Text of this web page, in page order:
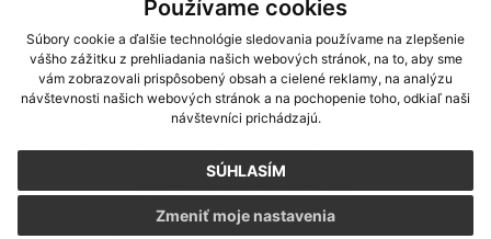
Používame cookies
Súbory cookie a ďalšie technológie sledovania používame na zlepšenie
vášho zážitku z prehliadania našich webových stránok, na to, aby sme
vám zobrazovali prispôsobený obsah a cielené reklamy, na analýzu
návštevnosti našich webových stránok a na pochopenie toho, odkiaľ naši
návštevníci prichádzajú.
SÚHLASÍM
Zmeniť moje nastavenia
využite možnosť získavania aktuálnych informácií s využitím RSS
CMS systém (redakčný) systém ECHELON 2,Mapa stránok,web portál
webex.digital, s.r.o.,domény,registrácia domény
Posledná aktualizácia:10.08.2026
Vytlačiť stránku|Vyhlásenie o prístupnosti